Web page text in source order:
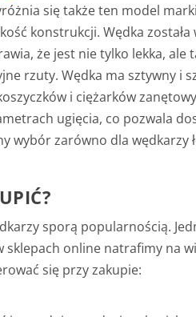
się także ten model
konstrukcji. Wędka
że jest nie tylko lekka,
rzuty. Wędka ma sztywny i
i ciężarków
ugięcia, co pozwala
wybór zarówno dla wędkarzy
sporą popularnością.
online natrafimy na
się przy zakupie: